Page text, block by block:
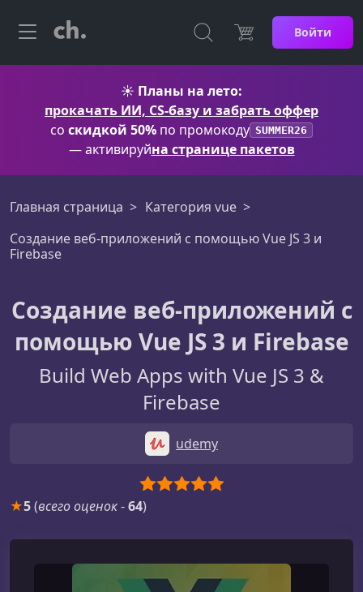
Войти
☀️ Планы на лето:
прокачать ИИ, CS-базу и забрать оффер
со скидкой 50% по промокоду SUMMER26
— активируйна странице пакетов
Главная страница
Категория vue
Создание веб-приложений с помощью Vue JS 3 и
Firebase
Создание веб-приложений с
помощью Vue JS 3 и Firebase
Build Web Apps with Vue JS 3 &
Firebase
udemy
★5(всего оценок-64)